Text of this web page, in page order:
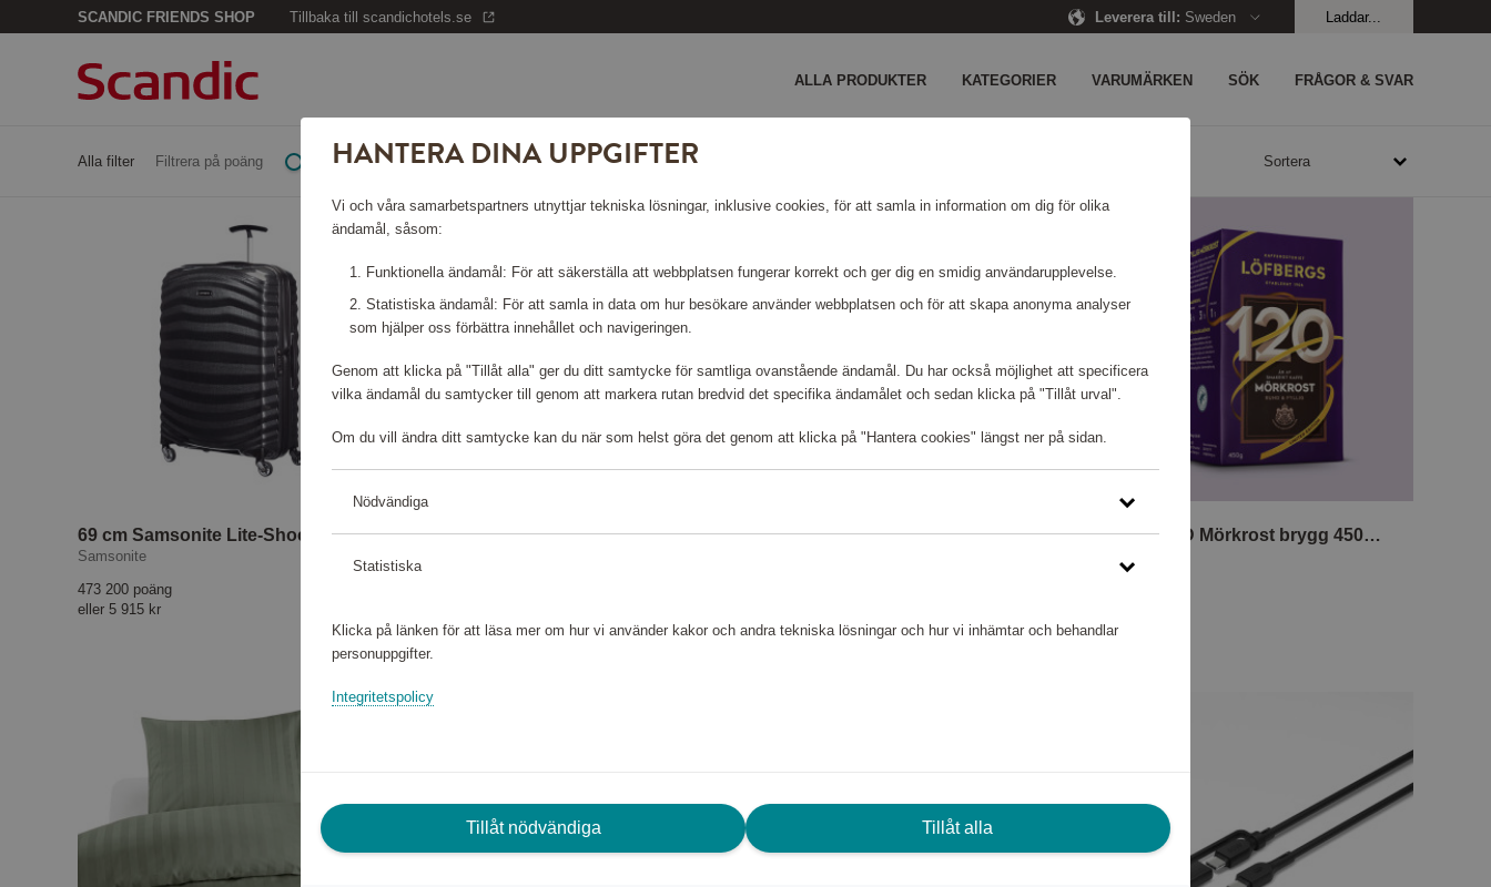
SCANDIC FRIENDS SHOP Tillbaka till scandichotels.se Leverera till: Sweden Laddar...
ALLA PRODUKTER KATEGORIER VARUMÄRKEN SÖK FRÅGOR & SVAR
Alla filter Filtrera på poäng Sortera
69 cm Samsonite Lite-Shock Spinner Black
Samsonite
473 200 poäng
eller 5 915 kr
Endast poäng
Dentme - Tandvård på abonnemang 149:-/mån
1 poäng
-Global 40-års Jubileumskniv Kiritsuke 15 cm 120år LTD Mörkrost brygg 450g RA
HANTERA DINA UPPGIFTER
Vi och våra samarbetspartners utnyttjar tekniska lösningar, inklusive cookies, för att samla in information om dig för olika
ändamål, såsom:
Funktionella ändamål: För att säkerställa att webbplatsen fungerar korrekt och ger dig en smidig användarupplevelse.
Statistiska ändamål: För att samla in data om hur besökare använder webbplatsen och för att skapa anonyma analyser
som hjälper oss förbättra innehållet och navigeringen.
Genom att klicka på "Tillåt alla" ger du ditt samtycke för samtliga ovanstående ändamål. Du har också möjlighet att specificera
vilka ändamål du samtycker till genom att markera rutan bredvid det specifika ändamålet och sedan klicka på "Tillåt urval".
Om du vill ändra ditt samtycke kan du när som helst göra det genom att klicka på "Hantera cookies" längst ner på sidan.
Nödvändiga
Statistiska
Klicka på länken för att läsa mer om hur vi använder kakor och andra tekniska lösningar och hur vi inhämtar och behandlar
personuppgifter.
Integritetspolicy
Tillåt nödvändiga Tillåt alla